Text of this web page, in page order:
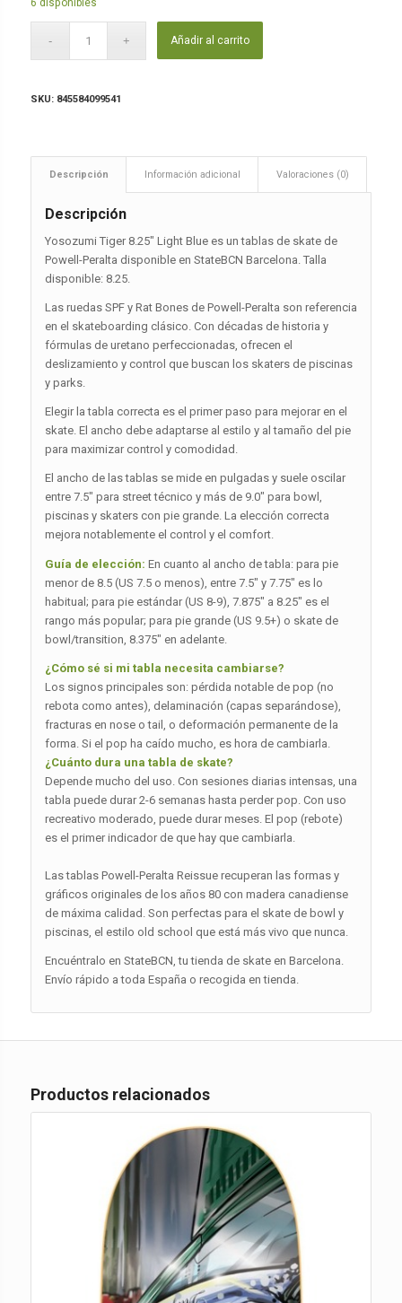
6 disponibles
Añadir al carrito
SKU: 845584099541
Descripción Información adicional Valoraciones (0)
Descripción
Yosozumi Tiger 8.25″ Light Blue es un tablas de skate de
Powell-Peralta disponible en StateBCN Barcelona. Talla
disponible: 8.25.
Las ruedas SPF y Rat Bones de Powell-Peralta son referencia
en el skateboarding clásico. Con décadas de historia y
fórmulas de uretano perfeccionadas, ofrecen el
deslizamiento y control que buscan los skaters de piscinas
y parks.
Elegir la tabla correcta es el primer paso para mejorar en el
skate. El ancho debe adaptarse al estilo y al tamaño del pie
para maximizar control y comodidad.
El ancho de las tablas se mide en pulgadas y suele oscilar
entre 7.5″ para street técnico y más de 9.0″ para bowl,
piscinas y skaters con pie grande. La elección correcta
mejora notablemente el control y el comfort.
Guía de elección: En cuanto al ancho de tabla: para pie
menor de 8.5 (US 7.5 o menos), entre 7.5″ y 7.75″ es lo
habitual; para pie estándar (US 8-9), 7.875″ a 8.25″ es el
rango más popular; para pie grande (US 9.5+) o skate de
bowl/transition, 8.375″ en adelante.
¿Cómo sé si mi tabla necesita cambiarse?
Los signos principales son: pérdida notable de pop (no
rebota como antes), delaminación (capas separándose),
fracturas en nose o tail, o deformación permanente de la
forma. Si el pop ha caído mucho, es hora de cambiarla.
¿Cuánto dura una tabla de skate?
Depende mucho del uso. Con sesiones diarias intensas, una
tabla puede durar 2-6 semanas hasta perder pop. Con uso
recreativo moderado, puede durar meses. El pop (rebote)
es el primer indicador de que hay que cambiarla.
Las tablas Powell-Peralta Reissue recuperan las formas y
gráficos originales de los años 80 con madera canadiense
de máxima calidad. Son perfectas para el skate de bowl y
piscinas, el estilo old school que está más vivo que nunca.
Encuéntralo en StateBCN, tu tienda de skate en Barcelona.
Envío rápido a toda España o recogida en tienda.
Productos relacionados